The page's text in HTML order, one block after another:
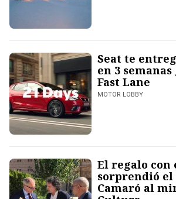
Seat te
en 3
Fast Lane
MOTOR LOBBY
El regalo con
sorprendió
Camaró al